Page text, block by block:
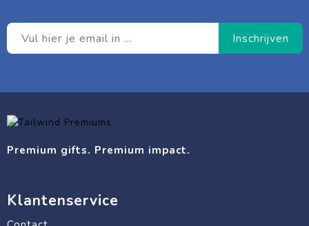
Premium gifts. Premium impact.
Klantenservice